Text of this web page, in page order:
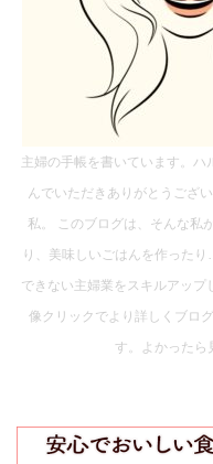
主婦の手帳を書いています。ハ
んでいただきありがとうござ
私。 このブログは、そんな私
り、美味しいごはんを作った
できない主婦業をスキルアップ
像クリックでより詳しくブロ
す。よかったら